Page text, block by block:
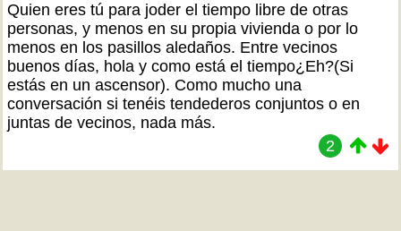
Quien eres tú para joder el tiempo libre de otras
personas, y menos en su propia vivienda o por lo
menos en los pasillos aledaños. Entre vecinos
buenos días, hola y como está el tiempo¿Eh?(Si
estás en un ascensor). Como mucho una
conversación si tenéis tendederos conjuntos o en
juntas de vecinos, nada más.
2